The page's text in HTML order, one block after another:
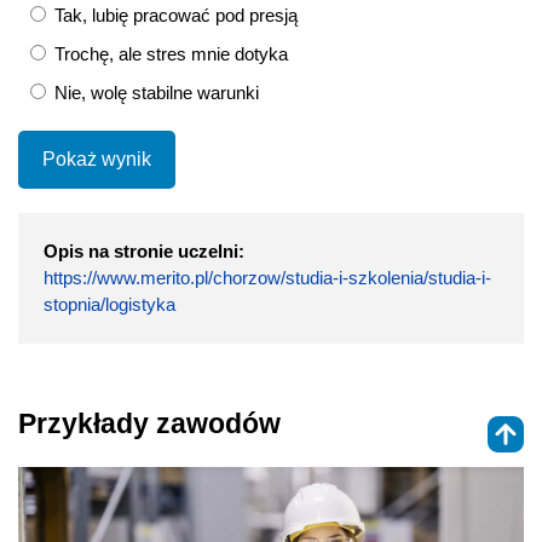
Tak, lubię pracować pod presją
Trochę, ale stres mnie dotyka
Nie, wolę stabilne warunki
Pokaż wynik
Opis na stronie uczelni:
https://www.merito.pl/chorzow/studia-i-szkolenia/studia-i-
stopnia/logistyka
Przykłady zawodów